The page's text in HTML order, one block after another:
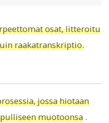
osat, litteroitu
raakatranskriptio.
jossa hiotaan
muotoonsa .